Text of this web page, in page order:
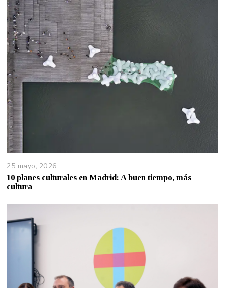
25 mayo, 2026
10 planes culturales en Madrid: A buen tiempo, más
cultura